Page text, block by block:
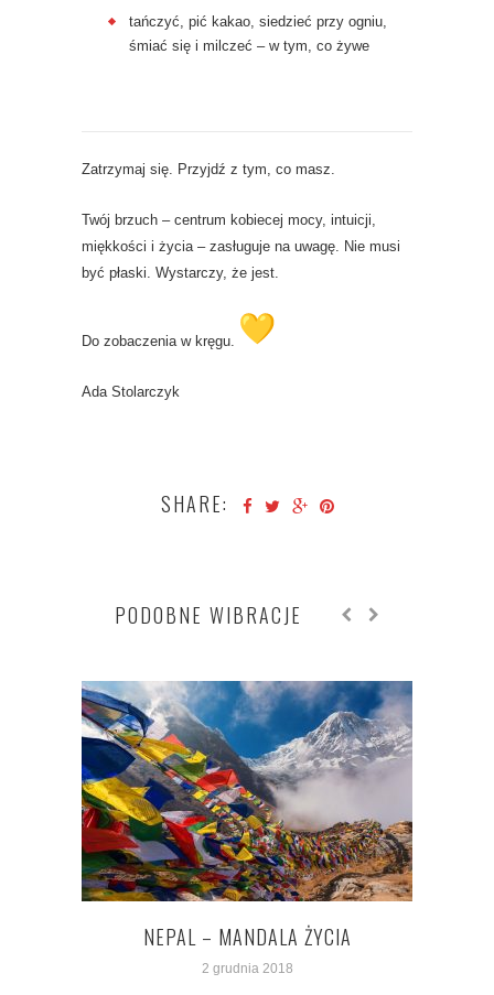
tańczyć, pić kakao, siedzieć przy ogniu,
śmiać się i milczeć – w tym, co żywe
Zatrzymaj się. Przyjdź z tym, co masz.
Twój brzuch – centrum kobiecej mocy, intuicji,
miękkości i życia – zasługuje na uwagę. Nie musi
być płaski. Wystarczy, że jest.
Do zobaczenia w kręgu.
Ada Stolarczyk
SHARE:
PODOBNE WIBRACJE
NEPAL – MANDALA ŻYCIA
2 grudnia 2018